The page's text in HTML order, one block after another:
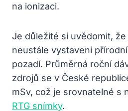
na ionizaci.
Je důležité si uvědomit,
neustále vystaveni
pozadí. Průměrná roční
zdrojů se v České
mSv, což je srovnatelné s
RTG snímky.